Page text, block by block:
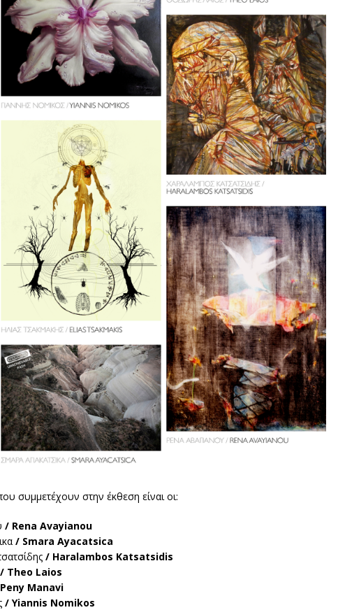
συμμετέχουν στην έκθεση είναι οι:
/ Rena Avayianou
/ Smara Ayacatsica
/ Haralambos Katsatsidis
/ Theo Laios
Manavi
/ Yiannis Nomikos